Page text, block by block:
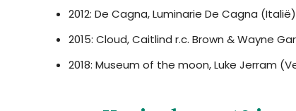
2012: De Cagna, Luminarie De Cagna (Italië)
2015: Cloud, Caitlind r.c. Brown & Wayne
2018: Museum of the moon, Luke Jerram